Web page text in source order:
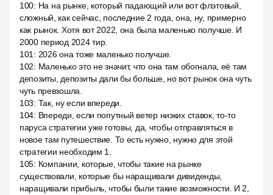
100: На на рынке, который падающий или вот флэтовый,
сложный, как сейчас, последние 2 года, она, ну, примерно
как рынок. Хотя вот 2022, она была маленько получше. И
2000 период 2024 тир.
101 : 2026 она тоже маленько получше.
102: Маленько это не значит, что она там обогнала, её там
депозиты, депозиты дали бы больше, но вот рынок она чуть
чуть превзошла.
103: Так, ну если впереди.
104: Впереди, если попутный ветер низких ставок, то-то
паруса стратегии уже готовы, да, чтобы отправляться в
новое там путешествие. То есть нужно, нужно для этой
стратегии необходим 1.
105: Компании, которые, чтобы такие на рынке
существовали, которые бы наращивали дивиденды,
наращивали прибыль, чтобы были такие возможности. И 2,